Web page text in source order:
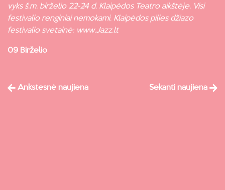
vyks š.m. birželio 22-24 d. Klaipėdos Teatro aikštėje. Visi
festivalio renginiai nemokami. Klaipėdos pilies džiazo
festivalio svetainė: www.Jazz.lt
09 Birželio
Ankstesnė naujiena Sekanti naujiena